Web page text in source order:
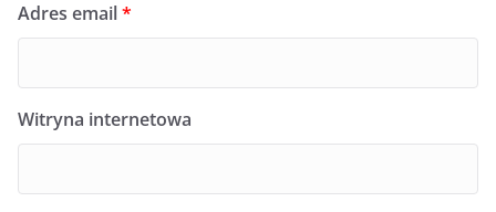
Adres email*
Witryna internetowa